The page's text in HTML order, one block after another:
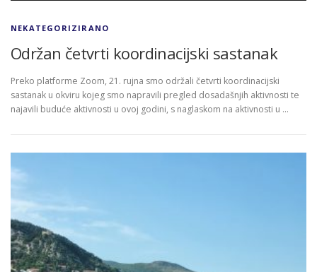
NEKATEGORIZIRANO
Održan četvrti koordinacijski sastanak
Preko platforme Zoom, 21. rujna smo održali četvrti koordinacijski
sastanak u okviru kojeg smo napravili pregled dosadašnjih aktivnosti te
najavili buduće aktivnosti u ovoj godini, s naglaskom na aktivnosti u …